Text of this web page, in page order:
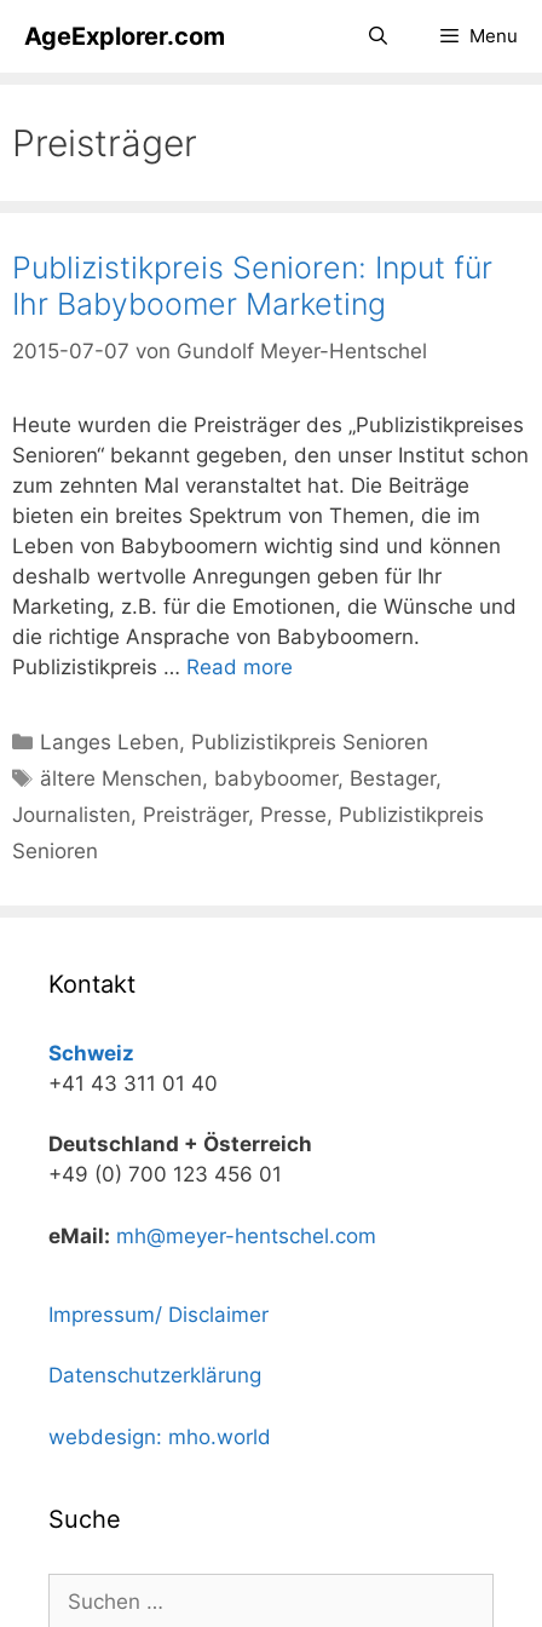
InhaltAgeExplorer.com Menu
Preisträger
Publizistikpreis Senioren: Input für
Ihr Babyboomer Marketing
2015-07-07 von Gundolf Meyer-Hentschel
Heute wurden die Preisträger des „Publizistikpreises
Senioren“ bekannt gegeben, den unser Institut schon
zum zehnten Mal veranstaltet hat. Die Beiträge
bieten ein breites Spektrum von Themen, die im
Leben von Babyboomern wichtig sind und können
deshalb wertvolle Anregungen geben für Ihr
Marketing, z.B. für die Emotionen, die Wünsche und
die richtige Ansprache von Babyboomern.
Publizistikpreis … Read more
Kategorien
Langes Leben, Publizistikpreis Senioren
Schlagwörter
ältere Menschen, babyboomer, Bestager,
Journalisten, Preisträger, Presse, Publizistikpreis
Senioren
Kontakt
Schweiz
+41 43 311 01 40
Deutschland + Österreich
+49 (0) 700 123 456 01
eMail: mh@meyer-hentschel.com
Impressum/ Disclaimer
Datenschutzerklärung
webdesign: mho.world
Suche
nach: